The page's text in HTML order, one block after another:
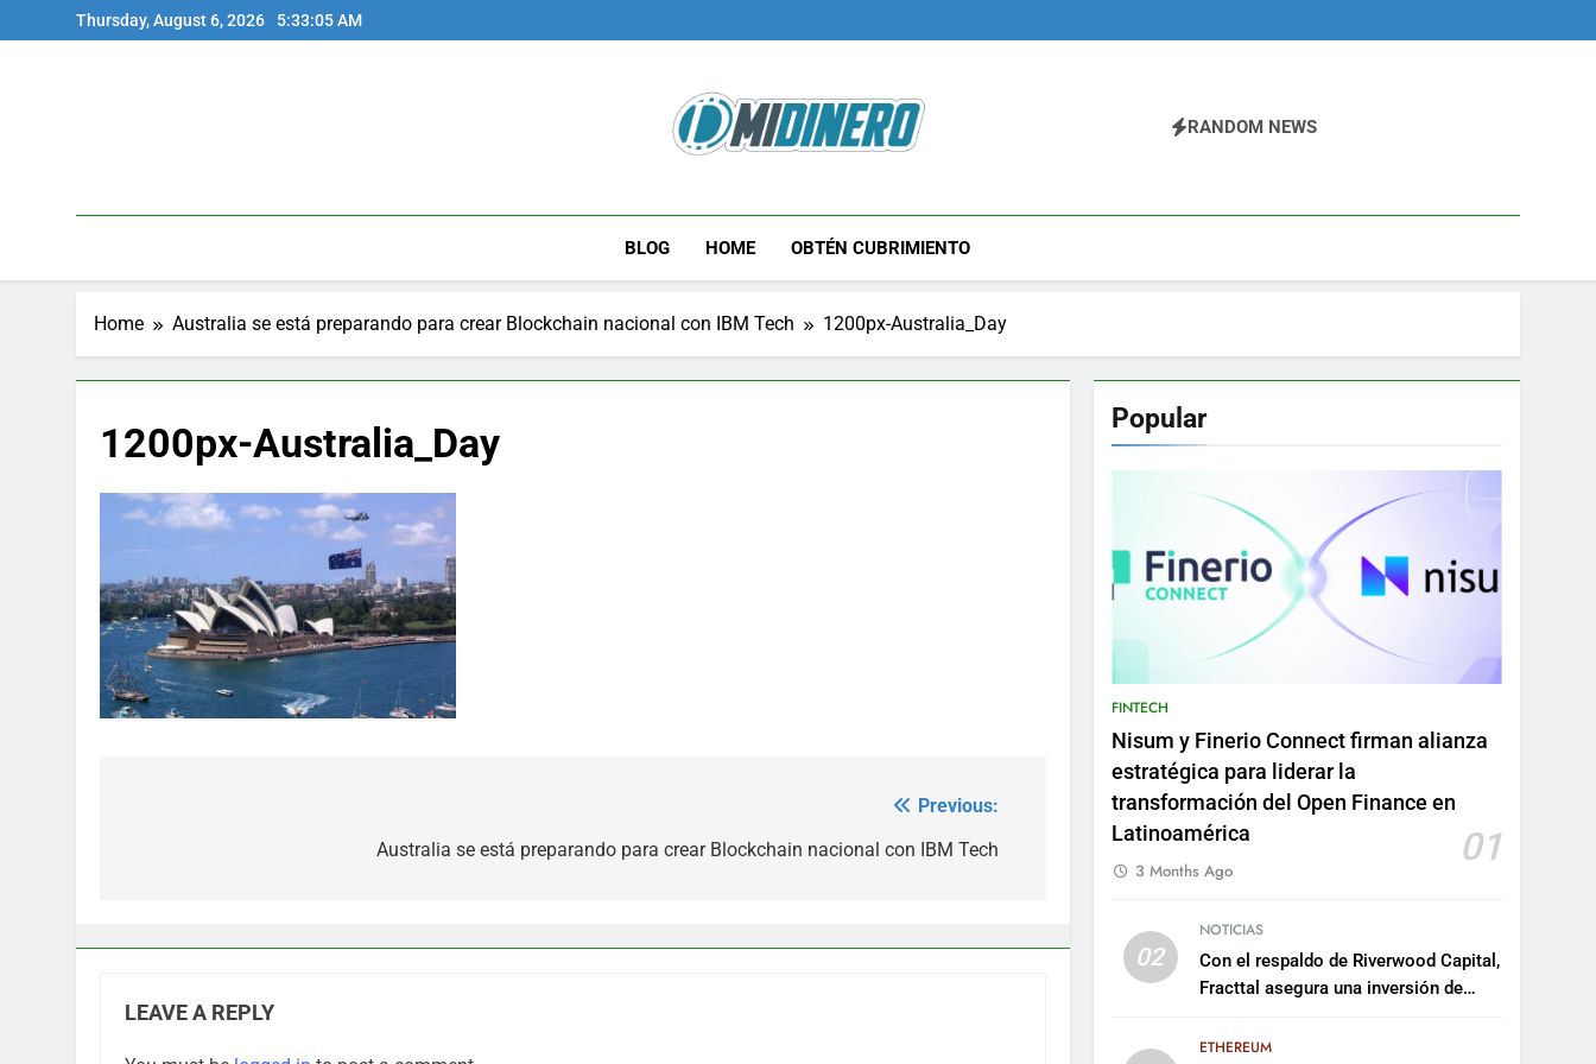
to
Thursday, August 6, 2026 5:33:05 AM
Midinero.co
RANDOM NEWS
BLOG HOME OBTÉN CUBRIMIENTO
Home Australia se está preparando para crear Blockchain nacional con IBM Tech 1200px-Australia_Day
1200px-Australia_Day
Previous:
Australia se está preparando para crear Blockchain nacional con IBM Tech
LEAVE A REPLY
Popular
FINTECH
Nisum y Finerio Connect firman alianza
estratégica para liderar la
transformación del Open Finance en
Latinoamérica
01
3 Months Ago
02
NOTICIAS
Con el respaldo de Riverwood Capital,
Fracttal asegura una inversión de
plataforma
ETHEREUM